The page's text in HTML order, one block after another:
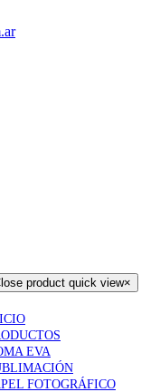
product quick view×
EVA
FOTOGRÁFICO